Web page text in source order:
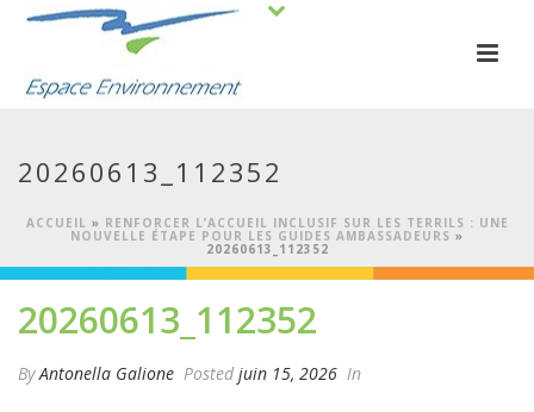
20260613_112352
ACCUEIL » RENFORCER L’ACCUEIL INCLUSIF SUR LES TERRILS : UNE
NOUVELLE ÉTAPE POUR LES GUIDES AMBASSADEURS »
20260613_112352
20260613_112352
ByAntonella Galione Posted juin 15, 2026 In